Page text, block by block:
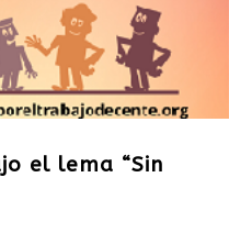
el lema “Sin